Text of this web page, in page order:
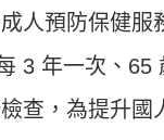
人預防保健服
3 年一次、65
查，為提升國